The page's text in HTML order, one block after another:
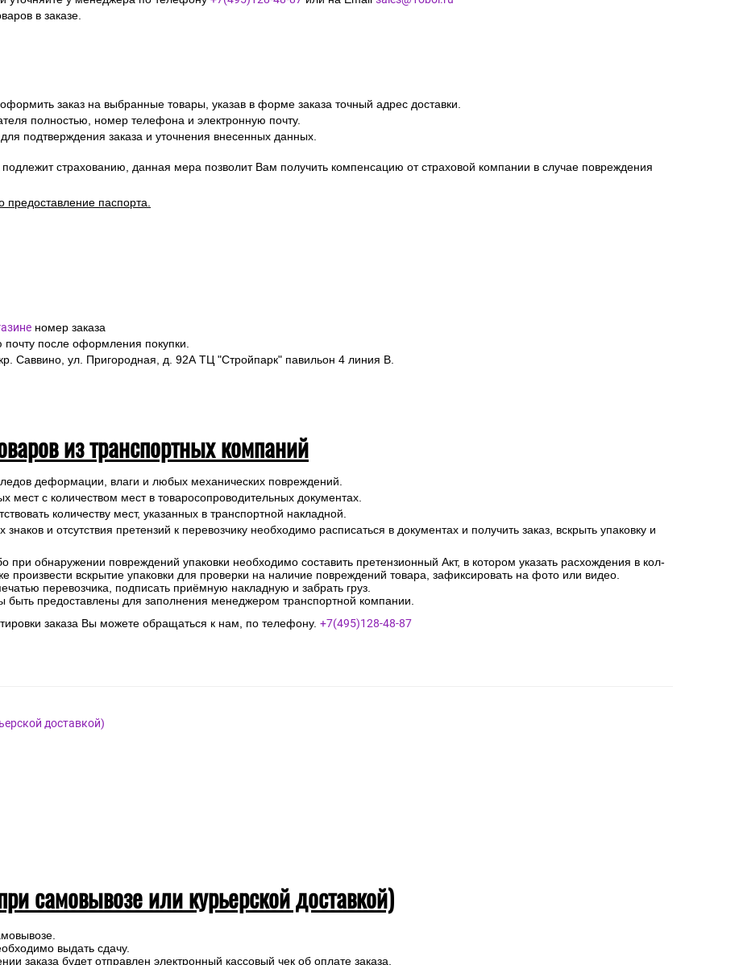
в заказе.
заказ на выбранные товары, указав в форме заказа точный адрес доставки.
полностью, номер телефона и электронную почту.
подтверждения заказа и уточнения внесенных данных.
страхованию, данная мера позволит Вам получить компенсацию от страховой компании в случае повреждения
паспорта.
номер заказа
после оформления покупки.
Саввино, ул. Пригородная, д. 92А ТЦ "Стройпарк" павильон 4 линия В.
из транспортных компаний
деформации, влаги и любых механических повреждений.
мест с количеством мест в товаросопроводительных документах.
количеству мест, указанных в транспортной накладной.
и отсутствия претензий к перевозчику необходимо расписаться в документах и получить заказ, вскрыть упаковку и
при обнаружении повреждений упаковки необходимо составить претензионный Акт, в котором указать расхождения в кол-
произвести вскрытие упаковки для проверки на наличие повреждений товара, зафиксировать на фото или видео.
перевозчика, подписать приёмную накладную и забрать груз.
предоставлены для заполнения менеджером транспортной компании.
заказа Вы можете обращаться к нам, по телефону. +7(495)128-48-87
доставкой)
самовывозе или курьерской доставкой)
выдать сдачу.
заказа будет отправлен электронный кассовый чек об оплате заказа.